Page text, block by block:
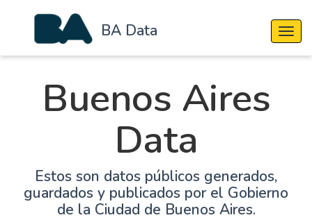
BA Data
Buenos Aires
Data
Estos son datos públicos generados,
guardados y publicados por el Gobierno
de la Ciudad de Buenos Aires.